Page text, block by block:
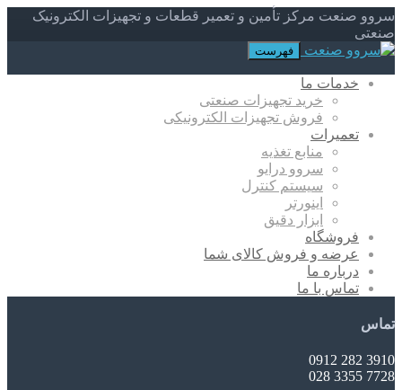
سروو صنعت مرکز تأمین و تعمیر قطعات و تجهیزات الکترونیک
صنعتی
فهرست
خدمات ما
خرید تجهیزات صنعتی
فروش تجهیزات الکترونیکی
تعمیرات
منابع تغذیه
سروو درایو
سیستم کنترل
اینورتر
ابزار دقیق
فروشگاه
عرضه و فروش کالای شما
درباره ما
تماس با ما
تماس
3910 282 0912
7728 3355 028